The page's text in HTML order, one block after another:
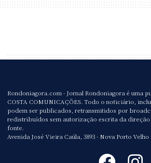
Rondoniagora.com - Jornal Rondoniagora é uma
COSTA COMUNICAÇÕES. Todo o noticiário,
podem ser publicados, retransmitidos por
redistribuídos sem autorização escrita da
fonte.
Avenida José Vieira Caúla, 3893 - Nova Porto Velho